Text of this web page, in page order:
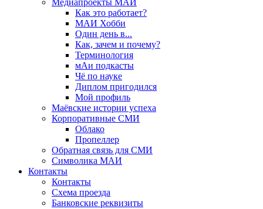
Медиапроекты МАИ
Как это работает?
МАИ Хобби
Один день в...
Как, зачем и почему?
Терминология
мАи подкасты
Чё по науке
Диплом пригодился
Мой профиль
Маёвские истории успеха
Корпоративные СМИ
Облако
Пропеллер
Обратная связь для СМИ
Символика МАИ
Контакты
Контакты
Схема проезда
Банковские реквизиты